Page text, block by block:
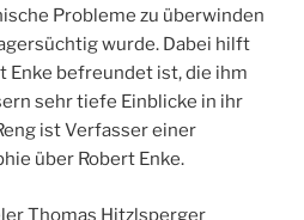
Probleme zu überwinden
wurde. Dabei hilft
Enke befreundet ist, die ihm
sehr tiefe Einblicke in ihr
ist Verfasser einer
über Robert Enke.
Thomas Hitzlsperger